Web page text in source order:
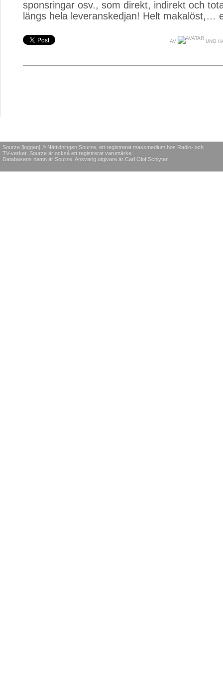
sponsringar osv., som direkt, indirekt och
längs hela leveranskedjan! Helt makalöst,…
AV UNO
Sourze [loggan] © Nättidningen Sourze, ett registrerat massmedium hos Radio- och
TV-verket. Sourze är också ett registrerat varumärke.
Databasens namn är Sourze. Ansvarig utgivare är Carl Olof Schlyter.